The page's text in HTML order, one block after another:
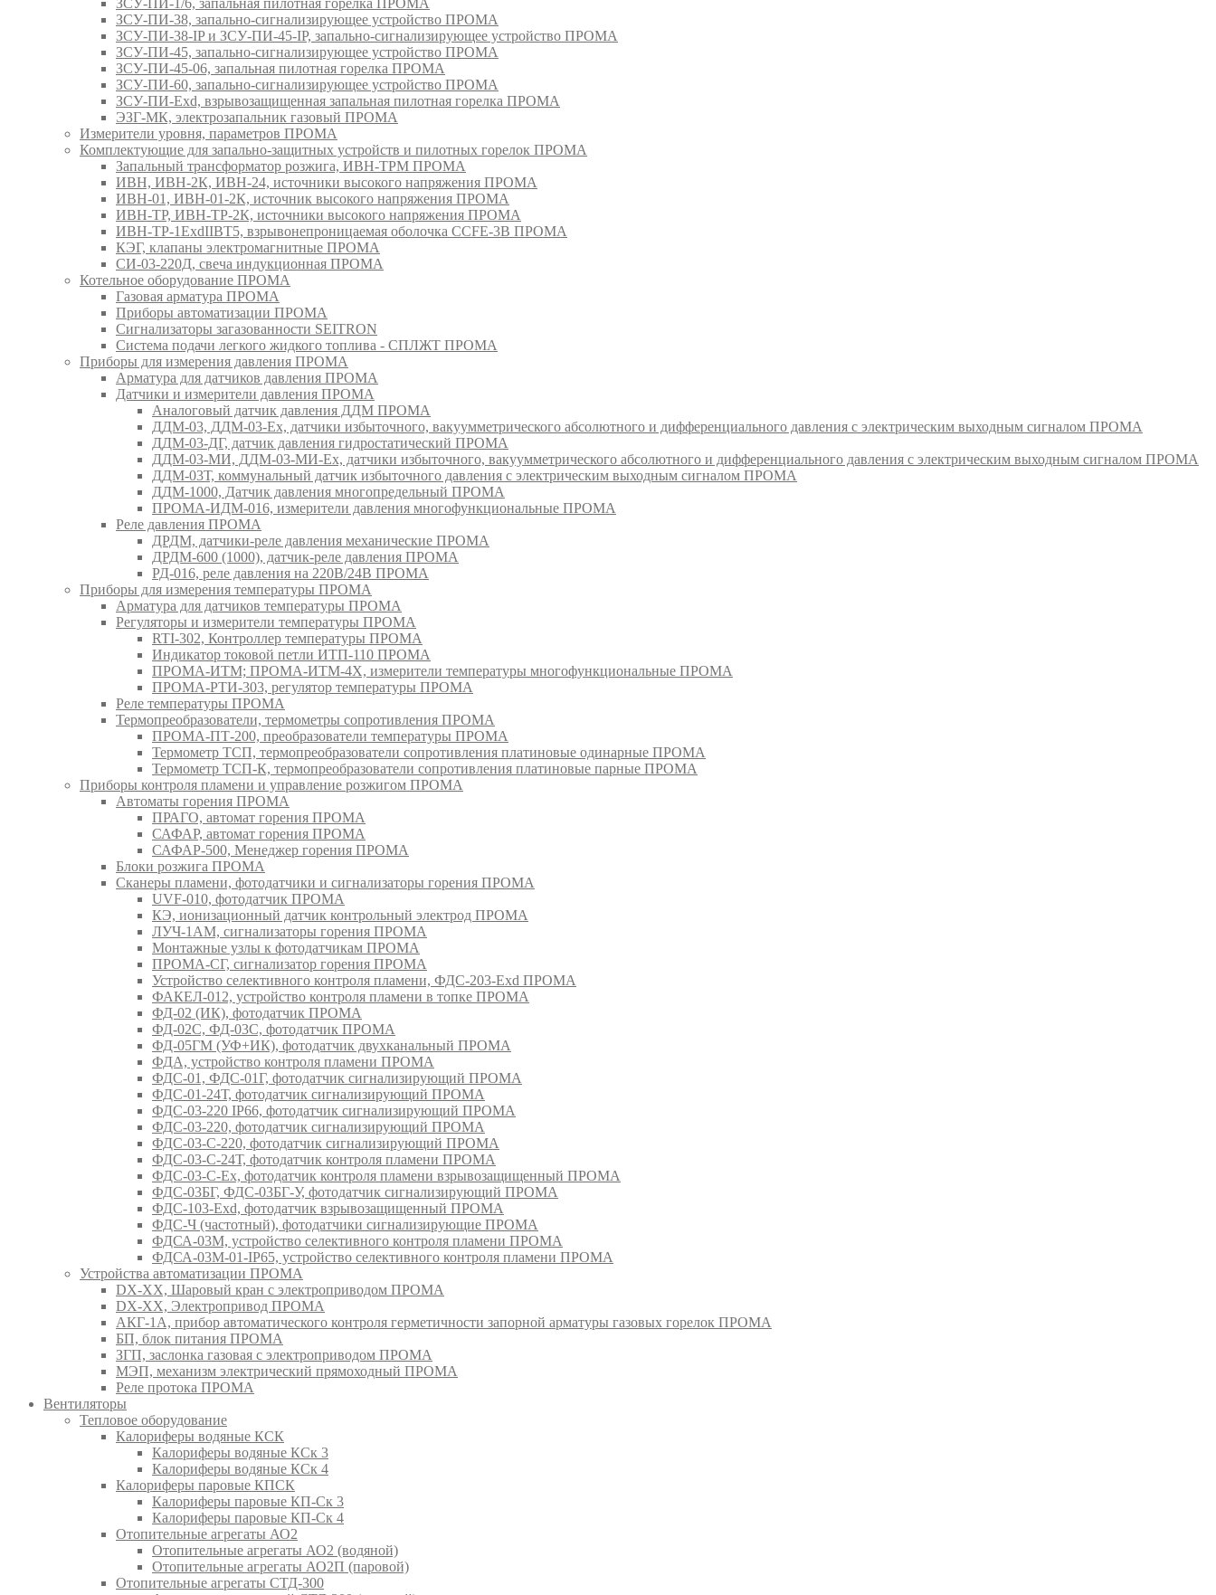
ЗСУ-ПИ-38, запально-сигнализирующее устройство ПРОМА
ЗСУ-ПИ-38-IP и ЗСУ-ПИ-45-IP, запально-сигнализирующее устройство ПРОМА
ЗСУ-ПИ-45, запально-сигнализирующее устройство ПРОМА
ЗСУ-ПИ-45-06, запальная пилотная горелка ПРОМА
ЗСУ-ПИ-60, запально-сигнализирующее устройство ПРОМА
ЗСУ-ПИ-Exd, взрывозащищенная запальная пилотная горелка ПРОМА
ЭЗГ-МК, электрозапальник газовый ПРОМА
Измерители уровня, параметров ПРОМА
Комплектующие для запально-защитных устройств и пилотных горелок ПРОМА
Запальный трансформатор розжига, ИВН-ТРМ ПРОМА
ИВН, ИВН-2К, ИВН-24, источники высокого напряжения ПРОМА
ИВН-01, ИВН-01-2К, источник высокого напряжения ПРОМА
ИВН-ТР, ИВН-ТР-2К, источники высокого напряжения ПРОМА
ИВН-ТР-1ExdIIBT5, взрывонепроницаемая оболочка CCFE-3B ПРОМА
КЭГ, клапаны электромагнитные ПРОМА
СИ-03-220Д, свеча индукционная ПРОМА
Котельное оборудование ПРОМА
Газовая арматура ПРОМА
Приборы автоматизации ПРОМА
Сигнализаторы загазованности SEITRON
Система подачи легкого жидкого топлива - СПЛЖТ ПРОМА
Приборы для измерения давления ПРОМА
Арматура для датчиков давления ПРОМА
Датчики и измерители давления ПРОМА
Аналоговый датчик давления ДДМ ПРОМА
ДДМ-03, ДДМ-03-Ех, датчики избыточного, вакуумметрического абсолютного и дифференциального давления с электрическим выходным сигналом ПРОМА
ДДМ-03-ДГ, датчик давления гидростатический ПРОМА
ДДМ-03-МИ, ДДМ-03-МИ-Ех, датчики избыточного, вакуумметрического абсолютного и дифференциального давления с электрическим выходным сигналом ПРОМА
ДДМ-03Т, коммунальный датчик избыточного давления с электрическим выходным сигналом ПРОМА
ДДМ-1000, Датчик давления многопредельный ПРОМА
ПРОМА-ИДМ-016, измерители давления многофункциональные ПРОМА
Реле давления ПРОМА
ДРДМ, датчики-реле давления механические ПРОМА
ДРДМ-600 (1000), датчик-реле давления ПРОМА
РД-016, реле давления на 220В/24В ПРОМА
Приборы для измерения температуры ПРОМА
Арматура для датчиков температуры ПРОМА
Регуляторы и измерители температуры ПРОМА
RTI-302, Контроллер температуры ПРОМА
Индикатор токовой петли ИТП-110 ПРОМА
ПРОМА-ИТМ; ПРОМА-ИТМ-4Х, измерители температуры многофункциональные ПРОМА
ПРОМА-РТИ-303, регулятор температуры ПРОМА
Реле температуры ПРОМА
Термопреобразователи, термометры сопротивления ПРОМА
ПРОМА-ПТ-200, преобразователи температуры ПРОМА
Термометр ТСП, термопреобразователи сопротивления платиновые одинарные ПРОМА
Термометр ТСП-К, термопреобразователи сопротивления платиновые парные ПРОМА
Приборы контроля пламени и управление розжигом ПРОМА
Автоматы горения ПРОМА
ПРАГО, автомат горения ПРОМА
САФАР, автомат горения ПРОМА
САФАР-500, Менеджер горения ПРОМА
Блоки розжига ПРОМА
Сканеры пламени, фотодатчики и сигнализаторы горения ПРОМА
UVF-010, фотодатчик ПРОМА
КЭ, ионизационный датчик контрольный электрод ПРОМА
ЛУЧ-1АМ, сигнализаторы горения ПРОМА
Монтажные узлы к фотодатчикам ПРОМА
ПРОМА-СГ, сигнализатор горения ПРОМА
Устройство селективного контроля пламени, ФДС-203-Exd ПРОМА
ФАКЕЛ-012, устройство контроля пламени в топке ПРОМА
ФД-02 (ИК), фотодатчик ПРОМА
ФД-02С, ФД-03С, фотодатчик ПРОМА
ФД-05ГМ (УФ+ИК), фотодатчик двухканальный ПРОМА
ФДА, устройство контроля пламени ПРОМА
ФДС-01, ФДС-01Г, фотодатчик сигнализирующий ПРОМА
ФДС-01-24Т, фотодатчик сигнализирующий ПРОМА
ФДС-03-220 IP66, фотодатчик сигнализирующий ПРОМА
ФДС-03-220, фотодатчик сигнализирующий ПРОМА
ФДС-03-С-220, фотодатчик сигнализирующий ПРОМА
ФДС-03-С-24Т, фотодатчик контроля пламени ПРОМА
ФДС-03-С-Ex, фотодатчик контроля пламени взрывозащищенный ПРОМА
ФДС-03БГ, ФДС-03БГ-У, фотодатчик сигнализирующий ПРОМА
ФДС-103-Ехd, фотодатчик взрывозащищенный ПРОМА
ФДС-Ч (частотный), фотодатчики сигнализирующие ПРОМА
ФДСА-03М, устройство селективного контроля пламени ПРОМА
ФДСА-03М-01-IP65, устройство селективного контроля пламени ПРОМА
Устройства автоматизации ПРОМА
DX-XX, Шаровый кран c электроприводом ПРОМА
DX-XX, Электропривод ПРОМА
АКГ-1А, прибор автоматического контроля герметичности запорной арматуры газовых горелок ПРОМА
БП, блок питания ПРОМА
ЗГП, заслонка газовая с электроприводом ПРОМА
МЭП, механизм электрический прямоходный ПРОМА
Реле протока ПРОМА
Вентиляторы
Тепловое оборудование
Калориферы водяные КСК
Калориферы водяные КСк 3
Калориферы водяные КСк 4
Калориферы паровые КПСК
Калориферы паровые КП-Ск 3
Калориферы паровые КП-Ск 4
Отопительные агрегаты АО2
Отопительные агрегаты АО2 (водяной)
Отопительные агрегаты АО2П (паровой)
Отопительные агрегаты СТД-300